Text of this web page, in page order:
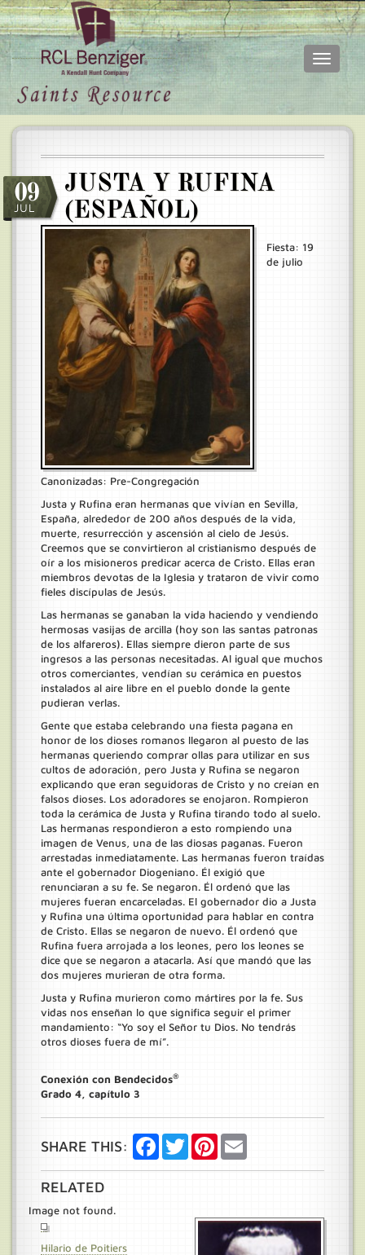
Skip
Toggle
Main
09
JUL
JUSTA Y RUFINA
(ESPAÑOL)
Fiesta: 19
de julio
Canonizadas: Pre-Congregación
Justa y Rufina eran hermanas que vivían en Sevilla,
España, alrededor de 200 años después de la vida,
muerte, resurrección y ascensión al cielo de Jesús.
Creemos que se convirtieron al cristianismo después de
oír a los misioneros predicar acerca de Cristo. Ellas eran
miembros devotas de la Iglesia y trataron de vivir como
fieles discípulas de Jesús.
Las hermanas se ganaban la vida haciendo y vendiendo
hermosas vasijas de arcilla (hoy son las santas patronas
de los alfareros). Ellas siempre dieron parte de sus
ingresos a las personas necesitadas. Al igual que muchos
otros comerciantes, vendían su cerámica en puestos
instalados al aire libre en el pueblo donde la gente
pudieran verlas.
Gente que estaba celebrando una fiesta pagana en
honor de los dioses romanos llegaron al puesto de las
hermanas queriendo comprar ollas para utilizar en sus
cultos de adoración, pero Justa y Rufina se negaron
explicando que eran seguidoras de Cristo y no creían en
falsos dioses. Los adoradores se enojaron. Rompieron
toda la cerámica de Justa y Rufina tirando todo al suelo.
Las hermanas respondieron a esto rompiendo una
imagen de Venus, una de las diosas paganas. Fueron
arrestadas inmediatamente. Las hermanas fueron traídas
ante el gobernador Diogeniano. Él exigió que
renunciaran a su fe. Se negaron. Él ordenó que las
mujeres fueran encarceladas. El gobernador dio a Justa
y Rufina una última oportunidad para hablar en contra
de Cristo. Ellas se negaron de nuevo. Él ordenó que
Rufina fuera arrojada a los leones, pero los leones se
dice que se negaron a atacarla. Así que mandó que las
dos mujeres murieran de otra forma.
Justa y Rufina murieron como mártires por la fe. Sus
vidas nos enseñan lo que significa seguir el primer
mandamiento: “Yo soy el Señor tu Dios. No tendrás
otros dioses fuera de mí”.
Conexión con Bendecidos®
Grado 4, capítulo 3
SHARE THIS: FacebookTwitterPinterest
RELATED
Image not found.
Hilario de Poitiers